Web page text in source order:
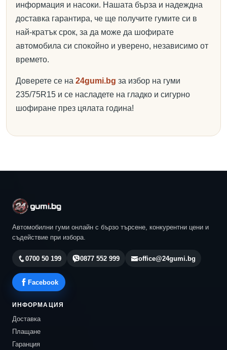
информация и насоки. Нашата бърза и надеждна
доставка гарантира, че ще получите гумите си в
най-кратък срок, за да може да шофирате
автомобила си спокойно и уверено, независимо от
времето.
Доверете се на 24gumi.bg за избор на гуми
235/75R15 и се насладете на гладко и сигурно
шофиране през цялата година!
Автомобилни гуми онлайн с бързо търсене, конкурентни цени и
съдействие при избора.
0700 50 199 0877 552 999 office@24gumi.bg
Facebook
ИНФОРМАЦИЯ
Доставка
Плащане
Гаранция